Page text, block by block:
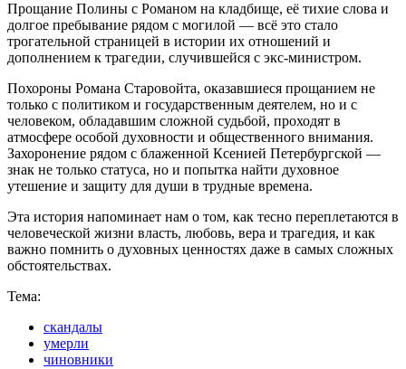
Прощание Полины с Романом на кладбище, её тихие слова и
долгое пребывание рядом с могилой — всё это стало
трогательной страницей в истории их отношений и
дополнением к трагедии, случившейся с экс-министром.
Похороны Романа Старовойта, оказавшиеся прощанием не
только с политиком и государственным деятелем, но и с
человеком, обладавшим сложной судьбой, проходят в
атмосфере особой духовности и общественного внимания.
Захоронение рядом с блаженной Ксенией Петербургской —
знак не только статуса, но и попытка найти духовное
утешение и защиту для души в трудные времена.
Эта история напоминает нам о том, как тесно переплетаются в
человеческой жизни власть, любовь, вера и трагедия, и как
важно помнить о духовных ценностях даже в самых сложных
обстоятельствах.
Тема:
скандалы
умерли
чиновники